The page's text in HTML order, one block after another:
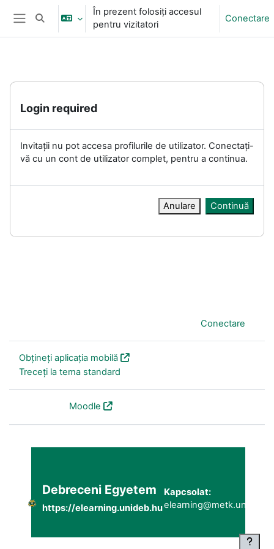
Sari la conţinutul principal
Panou lateral
Afișați căutarea
În prezent folosiți accesul
pentru vizitatori
Conectare
Login required
Invitații nu pot accesa profilurile de utilizator. Conectați-
vă cu un cont de utilizator complet, pentru a continua.
Anulare Continuă
Conectare
Obțineți aplicația mobilă
Treceți la tema standard
Moodle
Debreceni Egyetem
https://elearning.unideb.hu
Kapcsolat: